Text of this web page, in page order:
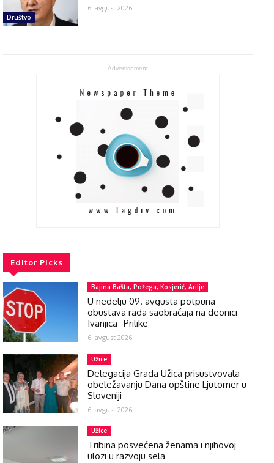
Društvo
6. avgust 2026.
- Advertisement -
Editor Picks
Bajina Bašta, Požega, Kosjerić, Arilje
U nedelju 09. avgusta potpuna
obustava rada saobraćaja na deonici
Ivanjica- Prilike
6. avgust 2026.
Užice
Delegacija Grada Užica prisustvovala
obeležavanju Dana opštine Ljutomer u
Sloveniji
6. avgust 2026.
Užice
Tribina posvećena ženama i njihovoj
ulozi u razvoju sela